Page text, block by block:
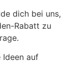
dich bei uns,
Rabatt zu
Ideen auf